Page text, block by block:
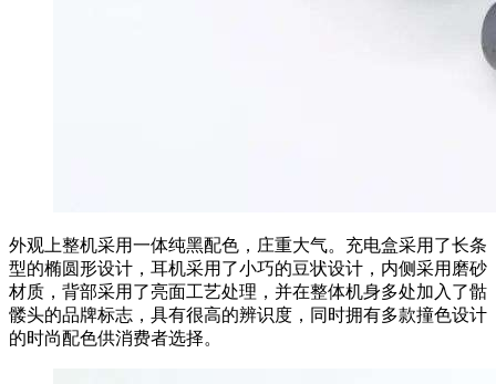
外观上整机采用一体纯黑配色，庄重大气。充电盒采用了长条
型的椭圆形设计，耳机采用了小巧的豆状设计，内侧采用磨砂
材质，背部采用了亮面工艺处理，并在整体机身多处加入了骷
髅头的品牌标志，具有很高的辨识度，同时拥有多款撞色设计
的时尚配色供消费者选择。